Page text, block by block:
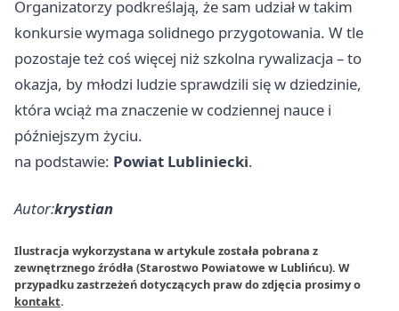
Organizatorzy podkreślają, że sam udział w takim
konkursie wymaga solidnego przygotowania. W tle
pozostaje też coś więcej niż szkolna rywalizacja – to
okazja, by młodzi ludzie sprawdzili się w dziedzinie,
która wciąż ma znaczenie w codziennej nauce i
późniejszym życiu.
na podstawie: Powiat Lubliniecki.
Autor:krystian
Ilustracja wykorzystana w artykule została pobrana z
zewnętrznego źródła (Starostwo Powiatowe w Lublińcu). W
przypadku zastrzeżeń dotyczących praw do zdjęcia prosimy o
kontakt.